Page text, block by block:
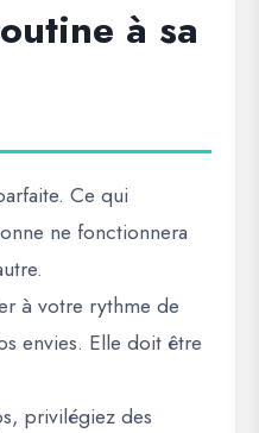
à sa
Ce qui
ne fonctionnera
à votre rythme de
envies. Elle doit être
privilégiez des